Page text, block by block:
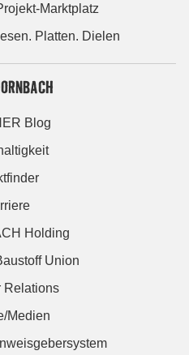
Marktplatz
Platten. Dielen
Blog
Holding
Union
Relations
Medien